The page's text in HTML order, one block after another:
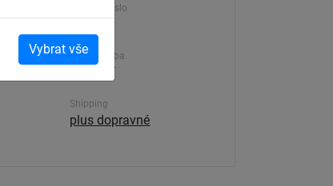
Vybrat vše
Výrobek číslo
Dodací doba.
7-21 dní
Shipping
plus dopravné